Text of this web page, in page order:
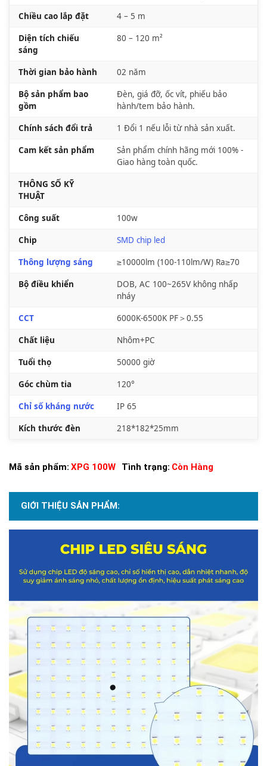
Chiều cao lắp đặt 4 – 5 m
Diện tích chiếu
sáng
80 – 120 m²
Thời gian bảo hành 02 năm
Bộ sản phẩm bao
gồm
Đèn, giá đỡ, ốc vít, phiếu bảo
hành/tem bảo hành.
Chính sách đổi trả 1 Đổi 1 nếu lỗi từ nhà sản xuất.
Cam kết sản phẩm
Sản phẩm chính hãng mới 100% -
Giao hàng toàn quốc.
THÔNG SỐ KỸ
THUẬT
Công suất 100w
Chip SMD chip led
Thông lượng sáng ≥10000lm (100-110lm/W) Ra≥70
Bộ điều khiển
DOB, AC 100~265V không nhấp
nháy
CCT 6000K-6500K PF＞0.55
Chất liệu Nhôm+PC
Tuổi thọ 50000 giờ
Góc chùm tia 120°
Chỉ số kháng nước IP 65
Kích thước đèn 218*182*25mm
Mã sản phẩm: XPG 100W Tình trạng: Còn Hàng
GIỚI THIỆU SẢN PHẨM: